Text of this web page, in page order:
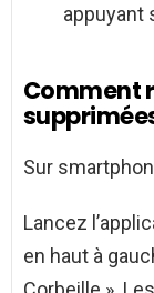
appuyant
Comment
Sur
Lancez
en haut à